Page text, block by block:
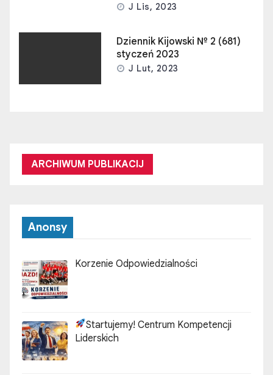
J Lis, 2023
Dziennik Kijowski № 2 (681)
styczeń 2023
J Lut, 2023
ARCHIWUM PUBLIKACIJ
Anonsy
Korzenie Odpowiedzialności
Startujemy! Centrum Kompetencji
Liderskich